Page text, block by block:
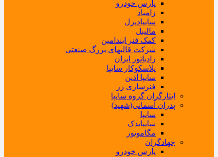
پارس خودرو
زامیاد
سایپادیزل
مالیبل
کمک فنر ایندامین
شرکت قالبهای بزرگ صنعتی
رادیاتور ایران
پلاسکوکار سایپا
سایپا آذین
فنرسازی زر
ایثارگران گروه سایپا
پدران آسمانی(شهید)
سایپا
سایپایدک
مگاموتور
جهادگران
پارس خودرو